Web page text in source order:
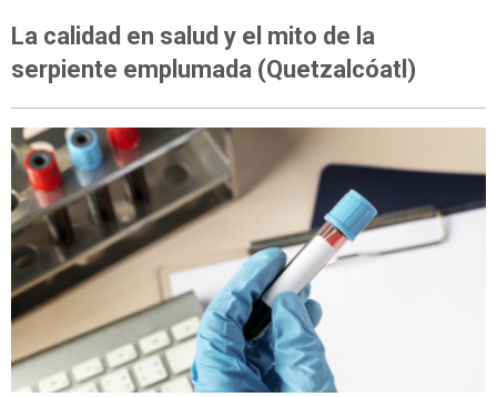
La calidad en salud y el mito de la
serpiente emplumada (Quetzalcóatl)